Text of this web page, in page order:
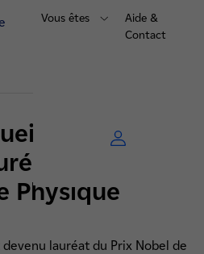
Vous êtes
Aide &
Contact
Alain
2022 du
Physique
lauréat du Prix Nobel de